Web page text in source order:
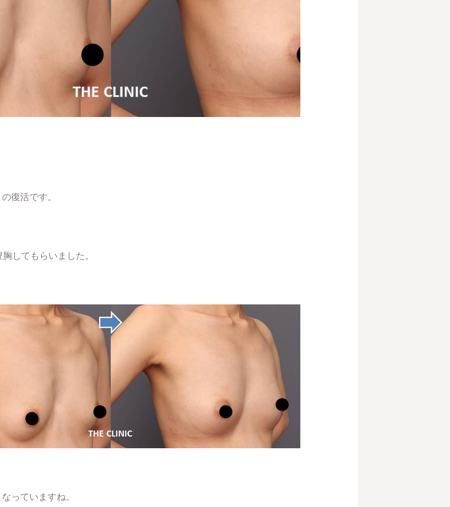
復活です。
してもらいました。
っていますね。